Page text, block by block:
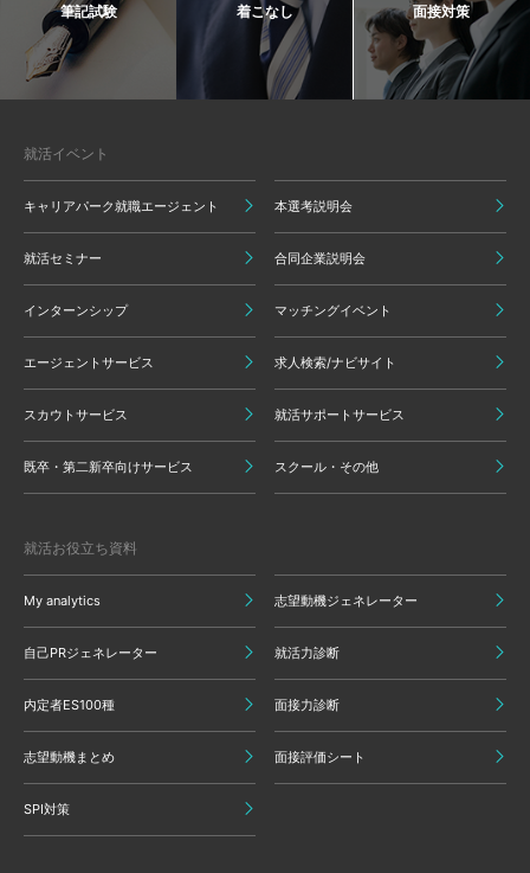
筆記試験 着こなし 面接対策
就活イベント
キャリアパーク就職エージェント 本選考説明会
就活セミナー 合同企業説明会
インターンシップ マッチングイベント
エージェントサービス 求人検索/ナビサイト
スカウトサービス 就活サポートサービス
既卒・第二新卒向けサービス スクール・その他
就活お役立ち資料
My analytics 志望動機ジェネレーター
自己PRジェネレーター 就活力診断
内定者ES100種 面接力診断
志望動機まとめ 面接評価シート
SPI対策